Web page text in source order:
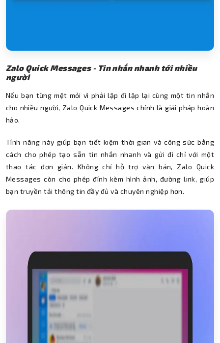
Zalo Quick Messages - Tin nhắn nhanh tới nhiều
người
Nếu bạn từng mệt mỏi vì phải lặp đi lặp lại cùng một tin nhắn
cho nhiều người, Zalo Quick Messages chính là giải pháp hoàn
hảo.
Tính năng này giúp bạn tiết kiệm thời gian và công sức bằng
cách cho phép tạo sẵn tin nhắn nhanh và gửi đi chỉ với một
thao tác đơn giản. Không chỉ hỗ trợ văn bản, Zalo Quick
Messages còn cho phép đính kèm hình ảnh, đường link, giúp
bạn truyền tải thông tin đầy đủ và chuyên nghiệp hơn.